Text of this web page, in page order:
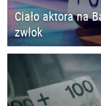
Ciało aktora na
zwłok